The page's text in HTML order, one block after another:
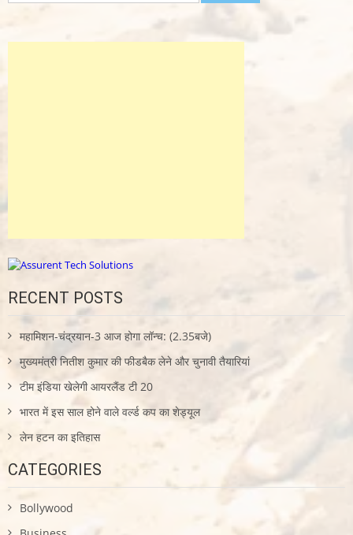
RECENT POSTS
महामिशन-चंद्रयान-3 आज होगा लॉन्च: (2.35बजे)
मुख्यमंत्री नितीश कुमार की फीडबैक लेने और चुनावी तैयारियां
टीम इंडिया खेलेगी आयरलैंड टी 20
भारत में इस साल होने वाले वर्ल्ड कप का शेड्यूल
लेन हटन का इतिहास
CATEGORIES
Bollywood